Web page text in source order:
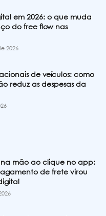
em 2026: o que muda
do free flow nas
2026
de veículos: como
reduz as despesas da
na mão ao clique no app:
de frete virou